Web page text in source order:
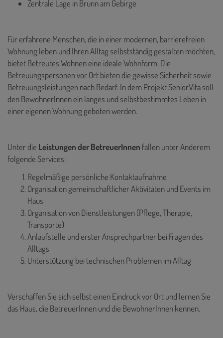
Zentrale Lage in Brunn am Gebirge
Für erfahrene Menschen, die in einer modernen, barrierefreien
Wohnung leben und Ihren Alltag selbstständig gestalten möchten,
bietet Betreutes Wohnen eine ideale Wohnform. Die
Betreuungspersonen vor Ort bieten die gewisse Sicherheit sowie
Betreuungsleistungen nach Bedarf. In dem Projekt SeniorVita soll
den BewohnerInnen ein langes und selbstbestimmtes Leben in
einer eigenen Wohnung geboten werden.
Unter die Leistungen der BetreuerInnen fallen unter Anderem
folgende Services:
Regelmäßige persönliche Kontaktaufnahme
Organisation gemeinschaftlicher Aktivitäten und Events im
Haus
Organisation von Dienstleistungen (Pflege, Therapie,
Transporte)
Anlaufstelle und erster Ansprechpartner bei Fragen des
Alltags
Unterstützung bei technischen Problemen im Alltag
Verschaffen Sie sich selbst einen Eindruck vor Ort und lernen Sie
das Haus, die BetreuerInnen und die BewohnerInnen kennen.